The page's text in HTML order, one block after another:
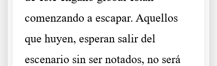
comenzando a escapar. Aquellos
que huyen, esperan salir del
escenario sin ser notados, no será